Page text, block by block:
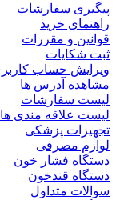
پیگیری سفارشات
راهنمای خرید
قوانین و مقررات
ثبت شکایات
ویرایش حساب
مشاهده آدرس ها
لیست سفارشات
لیست علاقه مندی ها
تجهیزات پزشکی
لوازم مصرفی
دستگاه فشار خون
دستگاه قندخون
سوالات متداول